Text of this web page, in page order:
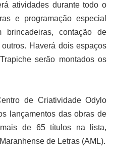
atividades durante todo o
e programação especial
contação de
Haverá dois espaços
serão montados os
de Criatividade Odylo
lançamentos das obras de
de 65 títulos na lista,
de Letras (AML).